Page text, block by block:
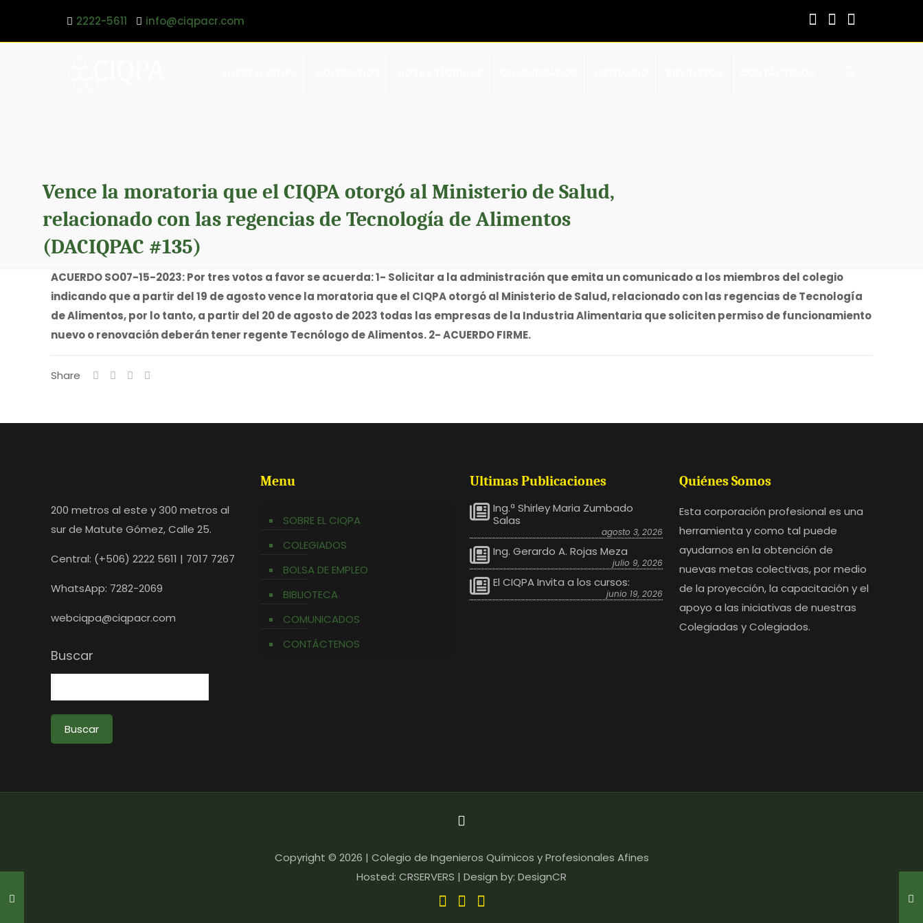
2222-5611 info@ciqpacr.com
Vence la moratoria que el CIQPA otorgó al Ministerio de Salud,
relacionado con las regencias de Tecnología de Alimentos
(DACIQPAC #135)
ACUERDO SO07-15-2023: Por tres votos a favor se acuerda: 1- Solicitar a la administración que emita un comunicado a los miembros del colegio
indicando que a partir del 19 de agosto vence la moratoria que el CIQPA otorgó al Ministerio de Salud, relacionado con las regencias de Tecnología
de Alimentos, por lo tanto, a partir del 20 de agosto de 2023 todas las empresas de la Industria Alimentaria que soliciten permiso de funcionamiento
nuevo o renovación deberán tener regente Tecnólogo de Alimentos. 2- ACUERDO FIRME.
Share
200 metros al este y 300 metros al
sur de Matute Gómez, Calle 25.
Central: (+506) 2222 5611 | 7017 7267
WhatsApp: 7282-2069
webciqpa@ciqpacr.com
Buscar
Buscar
Menu
SOBRE EL CIQPA
COLEGIADOS
BOLSA DE EMPLEO
BIBLIOTECA
COMUNICADOS
CONTÁCTENOS
Ultimas Publicaciones
Ing.ª Shirley Maria Zumbado
Salas
agosto 3, 2026
Ing. Gerardo A. Rojas Meza
julio 9, 2026
El CIQPA Invita a los cursos:
junio 19, 2026
Quiénes Somos
Esta corporación profesional es una
herramienta y como tal puede
ayudarnos en la obtención de
nuevas metas colectivas, por medio
de la proyección, la capacitación y el
apoyo a las iniciativas de nuestras
Colegiadas y Colegiados.
Copyright © 2026 | Colegio de Ingenieros Químicos y Profesionales Afines
Hosted: CRSERVERS | Design by: DesignCR